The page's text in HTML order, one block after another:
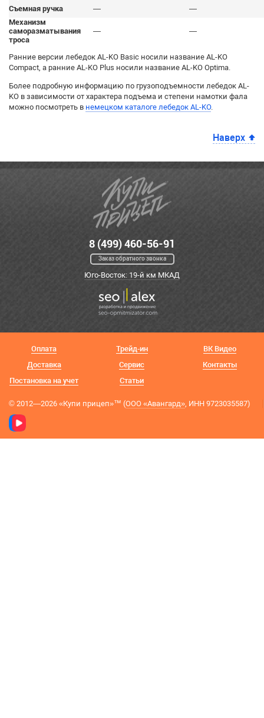
Съемная ручка —
—
Механизм
саморазматывания
троса
— —
Ранние версии лебедок AL-KO Basic носили название AL-KO
Compact, а ранние AL-KO Plus носили название AL-KO Optima.
Более подробную информацию по грузоподъемности лебедок AL-
KO в зависимости от характера подъема и степени намотки фала
можно посмотреть в немецком каталоге лебедок AL-KO.
Наверх
8 (499) 460-56-91
Заказ обратного звонка
Юго-Восток: 19-й км МКАД
Оплата
Доставка
Постановка на учет
Трейд-ин
Сервис
Статьи
ВК Видео
Контакты
© 2012—2026 «Купи прицеп»™ (ООО «Авангард», ИНН 9723035587)